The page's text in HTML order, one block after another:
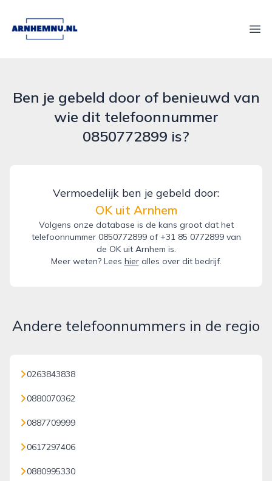
arnhemnu.nl
Ben je gebeld door of benieuwd van
wie dit telefoonnummer
0850772899 is?
Vermoedelijk ben je gebeld door:
OK uit Arnhem
Volgens onze database is de kans groot dat het
telefoonnummer 0850772899 of +31 85 0772899 van
de OK uit Arnhem is.
Meer weten? Lees hieralles over dit bedrijf.
Andere telefoonnummers in de regio
0263843838
0880070362
0887709999
0617297406
0880995330